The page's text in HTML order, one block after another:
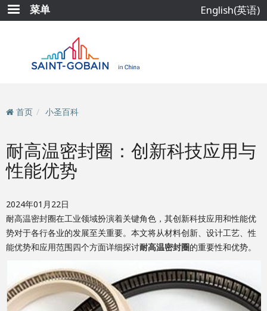
跳
转
菜单 English(英语)
首页 小圣百科
耐高温密封圈：创新科技应用与
性能优势
2024年01月22日
耐高温密封圈在工业领域扮演着关键角色，其创新科技应用和性能优
势对于各行各业的发展至关重要。本文将从材料创新、设计工艺、性
能优势和应用范围四个方面详细探讨耐高温密封圈的重要性和优势。